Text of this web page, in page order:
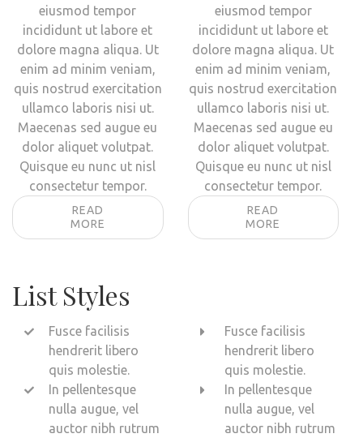
eiusmod tempor
incididunt ut labore et
dolore magna aliqua. Ut
enim ad minim veniam,
quis nostrud exercitation
ullamco laboris nisi ut.
Maecenas sed augue eu
dolor aliquet volutpat.
Quisque eu nunc ut nisl
consectetur tempor.
READ
MORE
eiusmod tempor
incididunt ut labore et
dolore magna aliqua. Ut
enim ad minim veniam,
quis nostrud exercitation
ullamco laboris nisi ut.
Maecenas sed augue eu
dolor aliquet volutpat.
Quisque eu nunc ut nisl
consectetur tempor.
READ
MORE
List Styles
Fusce facilisis
hendrerit libero
quis molestie.
In pellentesque
nulla augue, vel
auctor nibh rutrum
Fusce facilisis
hendrerit libero
quis molestie.
In pellentesque
nulla augue, vel
auctor nibh rutrum